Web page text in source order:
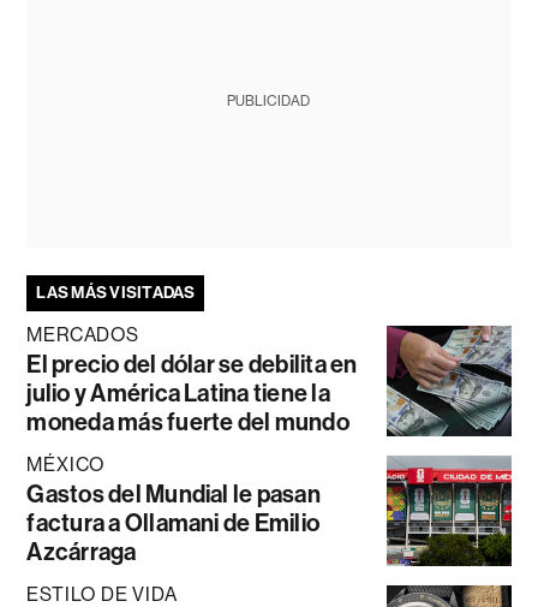
PUBLICIDAD
LAS MÁS VISITADAS
MERCADOS
El precio del dólar se debilita en
julio y América Latina tiene la
moneda más fuerte del mundo
MÉXICO
Gastos del Mundial le pasan
factura a Ollamani de Emilio
Azcárraga
ESTILO DE VIDA